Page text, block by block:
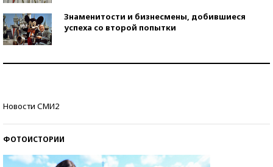
Знаменитости и бизнесмены, добившиеся
успеха со второй попытки
Новости СМИ2
ФОТОИСТОРИИ